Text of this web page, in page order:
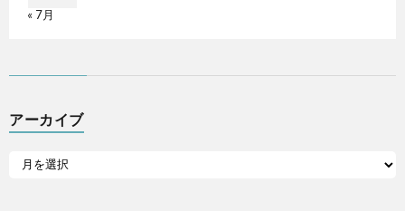
« 7月
アーカイブ